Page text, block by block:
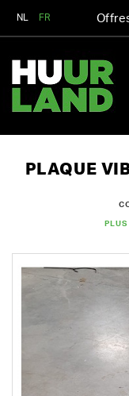
NL FR
PLAQUE